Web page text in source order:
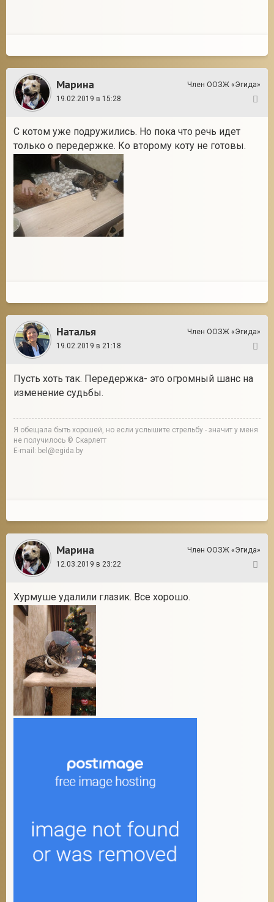
Марина
Член ООЗЖ «Эгида»
19.02.2019 в 15:28
С котом уже подружились. Но пока что речь идет
только о передержке. Ко второму коту не готовы.
Наталья
Член ООЗЖ «Эгида»
19.02.2019 в 21:18
Пусть хоть так. Передержка- это огромный шанс на
изменение судьбы.
Я обещала быть хорошей, но если услышите стрельбу - значит у меня
не получилось © Скарлетт
E-mail: bel@egida.by
Марина
Член ООЗЖ «Эгида»
12.03.2019 в 23:22
Хурмуше удалили глазик. Все хорошо.